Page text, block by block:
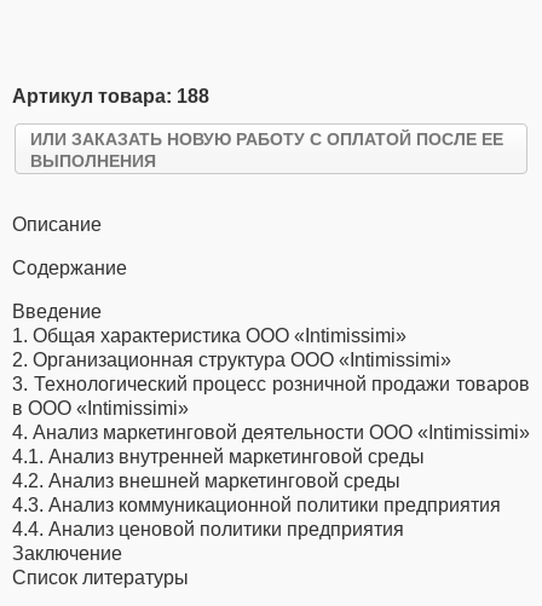
Артикул товара: 188
ИЛИ ЗАКАЗАТЬ НОВУЮ РАБОТУ С ОПЛАТОЙ ПОСЛЕ ЕЕ
ВЫПОЛНЕНИЯ
Описание
Содержание
Введение
1. Общая характеристика ООО «Intimissimi»
2. Организационная структура ООО «Intimissimi»
3. Технологический процесс розничной продажи товаров
в ООО «Intimissimi»
4. Анализ маркетинговой деятельности ООО «Intimissimi»
4.1. Анализ внутренней маркетинговой среды
4.2. Анализ внешней маркетинговой среды
4.3. Анализ коммуникационной политики предприятия
4.4. Анализ ценовой политики предприятия
Заключение
Список литературы